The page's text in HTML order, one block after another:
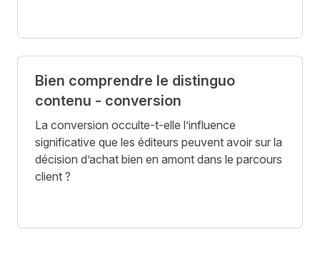
Bien comprendre le distinguo
contenu - conversion
La conversion occulte-t-elle l’influence
significative que les éditeurs peuvent avoir sur la
décision d’achat bien en amont dans le parcours
client ?